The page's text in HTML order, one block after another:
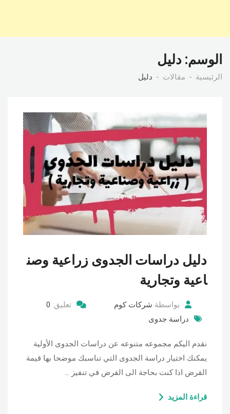
الوسم:دليل
الرئيسية مقالات دليل
دليل دراسات الجدوى زراعية وصن
اعية وتجارية
بواسطة شركات كوم تعليق: 0
دراسة جدوى
نقدم اليكم مجموعه متنوعه عن دراسات الجدوى الأولية
يمكنك اختيار دراسة الجدوى التي تناسبك موضحا بها قيمة
القرض اذا كنت بحاجة الى القرض في تنفيز …
قراءة المزيد